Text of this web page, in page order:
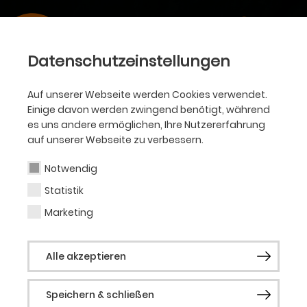
Datenschutzeinstellungen
Auf unserer Webseite werden Cookies verwendet.
Einige davon werden zwingend benötigt, während
es uns andere ermöglichen, Ihre Nutzererfahrung
auf unserer Webseite zu verbessern.
Notwendig
Statistik
Marketing
Alle akzeptieren
Speichern & schließen